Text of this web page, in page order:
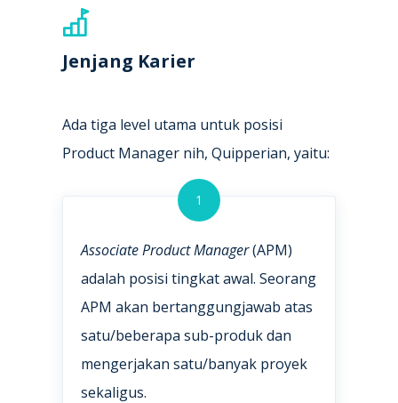
Jenjang Karier
Ada tiga level utama untuk posisi
Product Manager nih, Quipperian, yaitu:
1
Associate Product Manager(APM)
adalah posisi tingkat awal. Seorang
APM akan bertanggungjawab atas
satu/beberapa sub-produk dan
mengerjakan satu/banyak proyek
sekaligus.